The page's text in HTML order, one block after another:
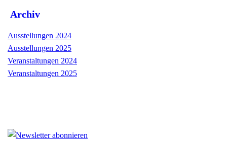
Archiv
Ausstellungen 2024
Ausstellungen 2025
Veranstaltungen 2024
Veranstaltungen 2025